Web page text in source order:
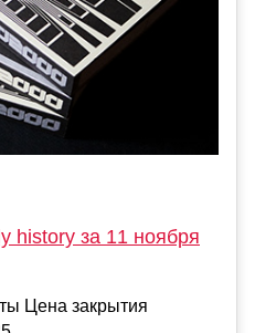
history за 11 ноября
Цена закрытия